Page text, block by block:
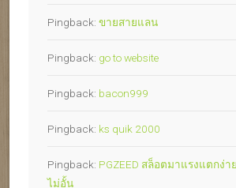
Pingback: ขายสายแลน
Pingback: go to website
Pingback: bacon999
Pingback: ks quik 2000
Pingback: PGZEED สล็อตมาแรงแตกง่า
ไม่อั้น